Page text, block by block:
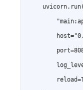
    uvicorn.run(